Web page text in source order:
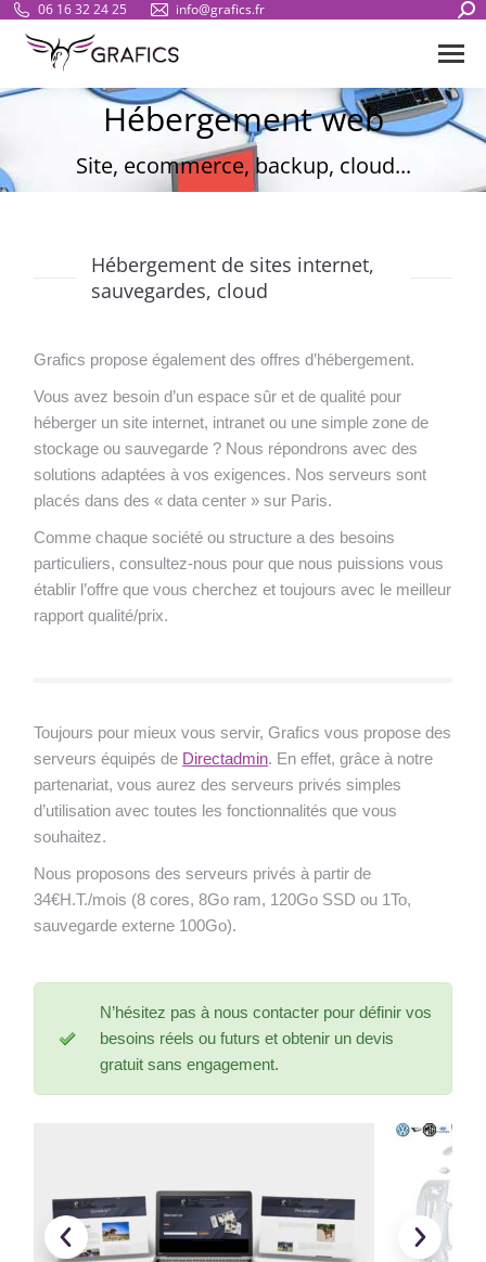
06 16 32 24 25 info@grafics.fr
Hébergement web
Site, ecommerce, backup, cloud...
Vous êtes ici :
Hébergement de sites internet,
sauvegardes, cloud
Grafics propose également des offres d’hébergement.
Vous avez besoin d’un espace sûr et de qualité pour
héberger un site internet, intranet ou une simple zone de
stockage ou sauvegarde ? Nous répondrons avec des
solutions adaptées à vos exigences. Nos serveurs sont
placés dans des « data center » sur Paris.
Comme chaque société ou structure a des besoins
particuliers, consultez-nous pour que nous puissions vous
établir l’offre que vous cherchez et toujours avec le meilleur
rapport qualité/prix.
Toujours pour mieux vous servir, Grafics vous propose des
serveurs équipés de Directadmin. En effet, grâce à notre
partenariat, vous aurez des serveurs privés simples
d’utilisation avec toutes les fonctionnalités que vous
souhaitez.
Nous proposons des serveurs privés à partir de
34€H.T./mois (8 cores, 8Go ram, 120Go SSD ou 1To,
sauvegarde externe 100Go).
N’hésitez pas à nous contacter pour définir vos
besoins réels ou futurs et obtenir un devis
gratuit sans engagement.